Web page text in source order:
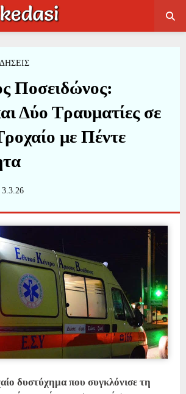
Ποσειδώνος:
Δύο Τραυματίες σε
με Πέντε
3.3.26
δυστύχημα που συγκλόνισε τη